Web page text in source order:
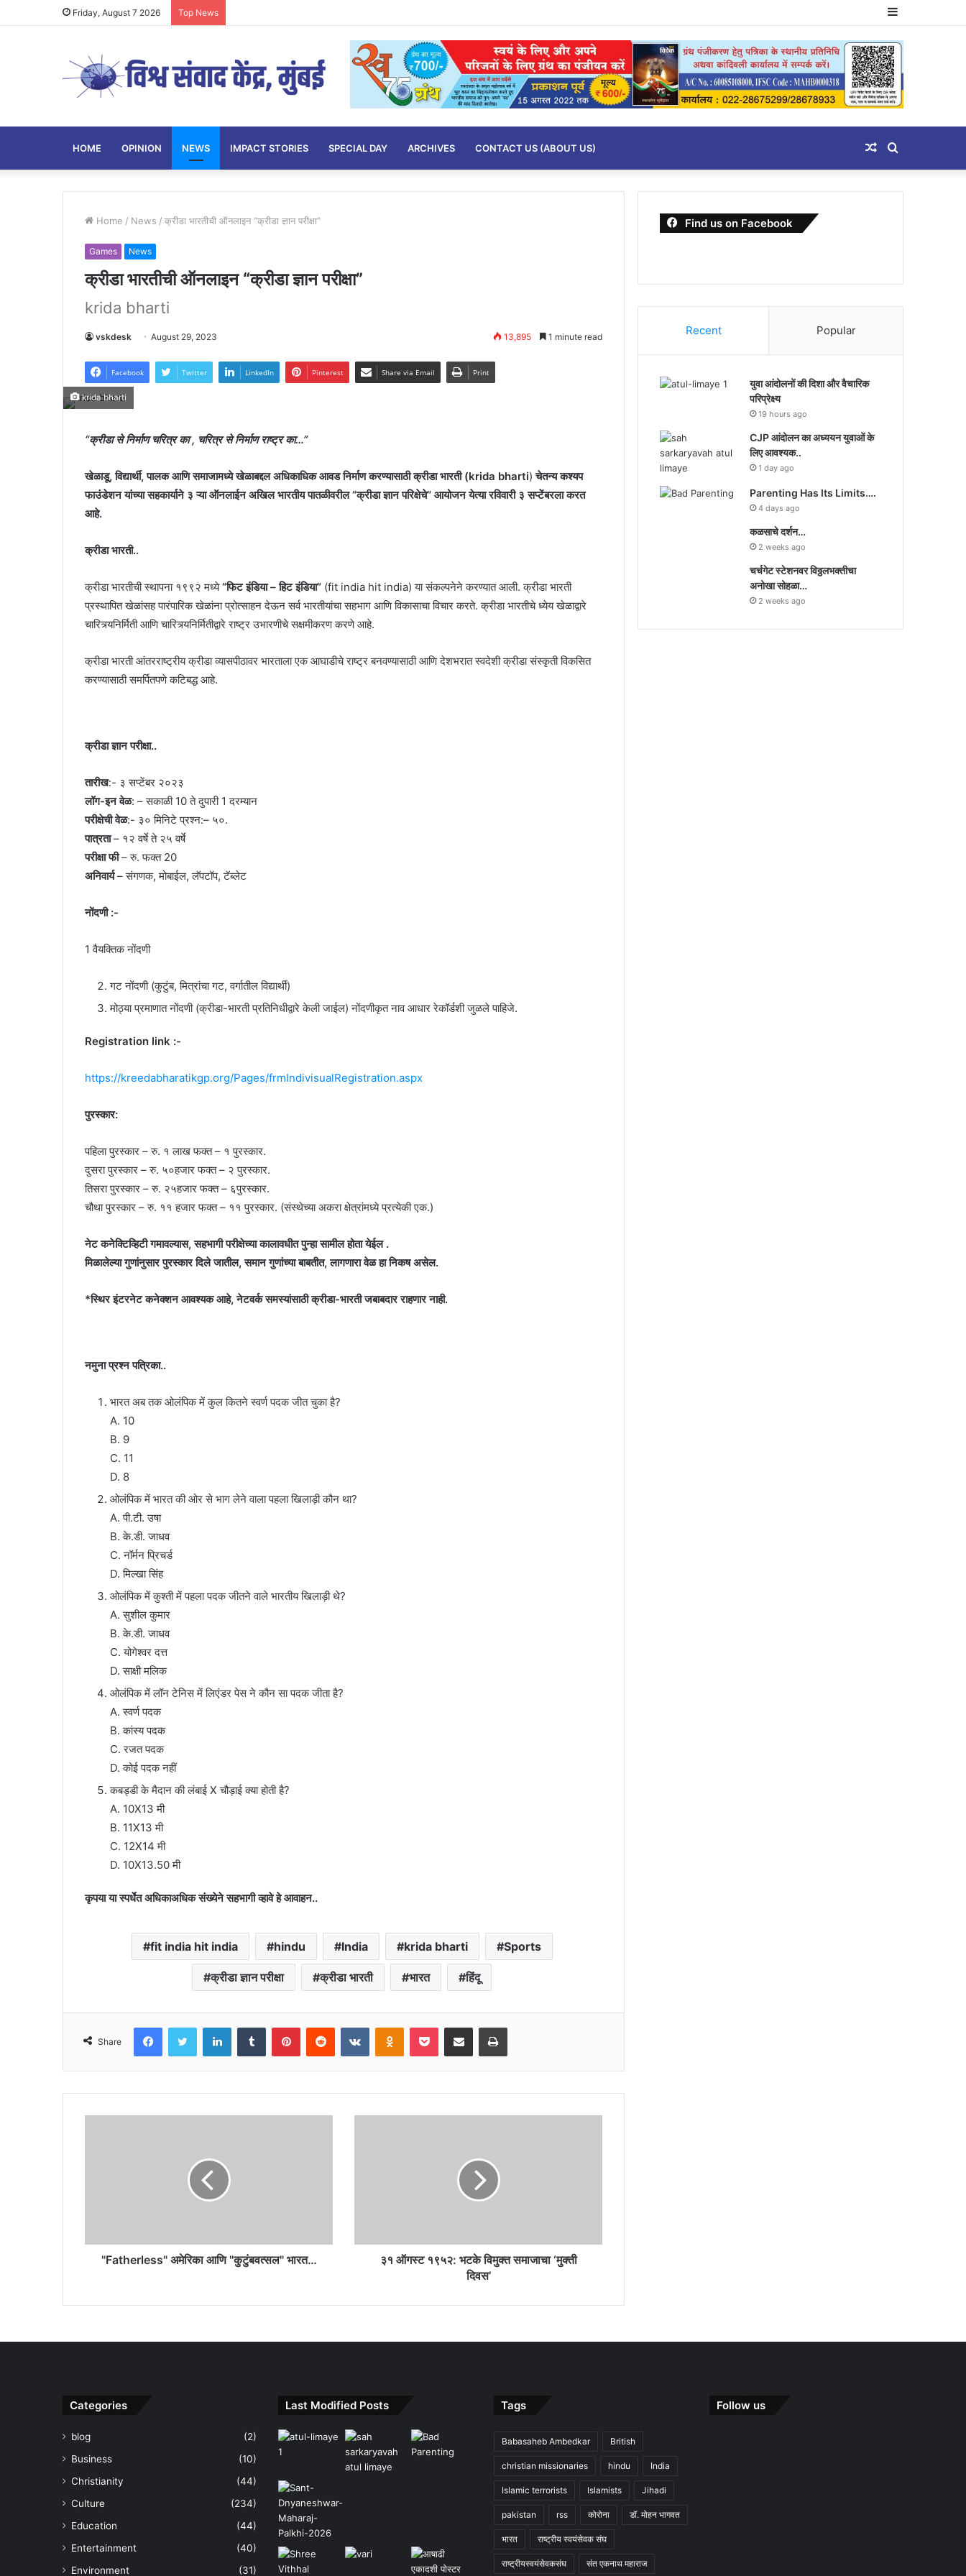
Friday, August 7 2026 Top News Sidebar
HOME OPINION NEWS IMPACT STORIES SPECIAL DAY ARCHIVES CONTACT US (ABOUT US) Search
for
Random
Article
Home / News / क्रीडा भारतीची ऑनलाइन “क्रीडा ज्ञान परीक्षा”
Games News
क्रीडा भारतीची ऑनलाइन “क्रीडा ज्ञान परीक्षा”
krida bharti
vskdesk August 29, 2023 13,895 1 minute read
Facebook Twitter LinkedIn Pinterest Share via Email Print
krida bharti
“क्रीडा से निर्माण चरित्र का , चरित्र से निर्माण राष्ट्र का…”
खेळाडू, विद्यार्थी, पालक आणि समाजामध्ये खेळाबद्दल अधिकाधिक आवड निर्माण करण्यासाठी क्रीडा भारती (krida bharti)चेतन्य कश्यप
फाउंडेशन यांच्या सहकार्याने ३ ऱ्या ऑनलाईन अखिल भारतीय पातळीवरील “क्रीडा ज्ञान परिक्षेचे” आयोजन येत्या रविवारी ३ सप्टेंबरला करत
आहे.
क्रीडा भारती..
क्रीडा भारतीची स्थापना १९९२ मध्ये“फिट इंडिया – हिट इंडिया” (fit india hit india) या संकल्पनेने करण्यात आली. क्रीडा भारती
प्रस्थापित खेळांसह पारंपारिक खेळांना प्रोत्साहन देऊन सर्व भारतीयांचा सहभाग आणि विकासाचा विचार करते. क्रीडा भारतीचे ध्येय खेळाद्वारे
चारित्र्यनिर्मिती आणि चारित्र्यनिर्मितीद्वारे राष्ट्र उभारणीचे सक्षमीकरण करणे आहे.
क्रीडा भारती आंतरराष्ट्रीय क्रीडा व्यासपीठावर भारताला एक आघाडीचे राष्ट्र बनवण्यासाठी आणि देशभरात स्वदेशी क्रीडा संस्कृती विकसित
करण्यासाठी समर्पितपणे कटिबद्ध आहे.
क्रीडा ज्ञान परीक्षा..
तारीख:- ३ सप्टेंबर २०२३
लॉग-इन वेळ: – सकाळी 10 ते दुपारी 1 दरम्यान
परीक्षेची वेळ:- ३० मिनिटे प्रश्न:– ५०.
पात्रता– १२ वर्षे ते २५ वर्षे
परीक्षा फी– रु. फक्त 20
अनिवार्य– संगणक, मोबाईल, लॅपटॉप, टॅब्लेट
नोंदणी :-
1 वैयक्तिक नोंदणी
गट नोंदणी (कुटुंब, मित्रांचा गट, वर्गातील विद्यार्थी)
मोठ्या प्रमाणात नोंदणी (क्रीडा-भारती प्रतिनिधीद्वारे केली जाईल) नोंदणीकृत नाव आधार रेकॉर्डशी जुळले पाहिजे.
Registration link :-
https://kreedabharatikgp.org/Pages/frmIndivisualRegistration.aspx
पुरस्कार:
पहिला पुरस्कार – रु. १ लाख फक्त – १ पुरस्कार.
दुसरा पुरस्कार – रु. ५०हजार फक्त – २ पुरस्कार.
तिसरा पुरस्कार – रु. २५हजार फक्त – ६पुरस्कार.
चौथा पुरस्कार – रु. ११ हजार फक्त – ११ पुरस्कार. (संस्थेच्या अकरा क्षेत्रांमध्ये प्रत्येकी एक.)
नेट कनेक्टिव्हिटी गमावल्यास, सहभागी परीक्षेच्या कालावधीत पुन्हा सामील होता येईल .
मिळालेल्या गुणांनुसार पुरस्कार दिले जातील, समान गुणांच्या बाबतीत, लागणारा वेळ हा निकष असेल.
*स्थिर इंटरनेट कनेक्शन आवश्यक आहे, नेटवर्क समस्यांसाठी क्रीडा-भारती जबाबदार राहणार नाही.
नमुना प्रश्न पत्रिका..
भारत अब तक ओलंपिक में कुल कितने स्वर्ण पदक जीत चुका है?
A. 10
B. 9
C. 11
D. 8
ओलंपिक में भारत की ओर से भाग लेने वाला पहला खिलाड़ी कौन था?
A. पी.टी. उषा
B. के.डी. जाधव
C. नॉर्मन प्रिचर्ड
D. मिल्खा सिंह
ओलंपिक में कुश्ती में पहला पदक जीतने वाले भारतीय खिलाड़ी थे?
A. सुशील कुमार
B. के.डी. जाधव
C. योगेश्वर दत्त
D. साक्षी मलिक
ओलंपिक में लॉन टेनिस में लिएंडर पेस ने कौन सा पदक जीता है?
A. स्वर्ण पदक
B. कांस्य पदक
C. रजत पदक
D. कोई पदक नहीं
कबड्डी के मैदान की लंबाई X चौड़ाई क्या होती है?
A. 10X13 मी
B. 11X13 मी
C. 12X14 मी
D. 10X13.50 मी
कृपया या स्पर्धेत अधिकाअधिक संख्येने सहभागी व्हावे हे आवाहन..
fit india hit india hindu India krida bharti Sports
क्रीडा ज्ञान परीक्षा क्रीडा भारती भारत हिंदू
Share
FacebookTwitter LinkedInTumblr PinterestReddit VKontakteOdnoklassniki
Pocket Share via Email Print
"Fatherless" अमेरिका आणि "कुटुंबवत्सल" भारत…
३१ ऑगस्ट १९५२: भटके विमुक्त समाजाचा ‘मुक्ती
दिवस’
Find us on Facebook
Recent Popular
युवा आंदोलनों की दिशा और वैचारिक
परिप्रेक्ष्य
19 hours ago
CJP आंदोलन का अध्ययन युवाओं के
लिए आवश्यक..
1 day ago
Parenting Has Its Limits….
4 days ago
कळसाचे दर्शन…
2 weeks ago
चर्चगेट स्टेशनवर विठ्ठलभक्तीचा
अनोखा सोहळा…
2 weeks ago
Categories
blog
(2)
Business
(10)
Christianity
(44)
Culture
(234)
Education
(44)
Entertainment
(40)
Environment
(31)
Last Modified Posts Tags
Babasaheb Ambedkar British
christian missionaries hindu India
Islamic terrorists Islamists Jihadi
pakistan rss कोरोना डॉ. मोहन भागवत
भारत राष्ट्रीय स्वयंसेवक संघ
राष्ट्रीयस्वयंसेवकसंघ संत एकनाथ महाराज
Follow us